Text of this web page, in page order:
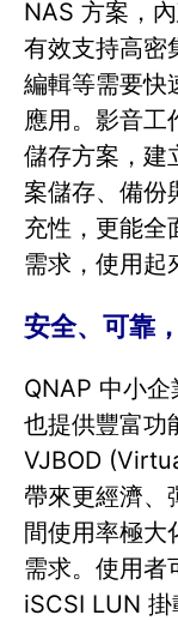
NAS 方案，
有效支持高密
編輯等需要快
應用。影音工
儲存方案，建
案儲存、備份
充性，更能全
需求，使用起
安全、可靠
QNAP 中小企
也提供豐富功
VJBOD
帶來更經濟、
間使用率極大
需求。使用者
iSCSI LUN